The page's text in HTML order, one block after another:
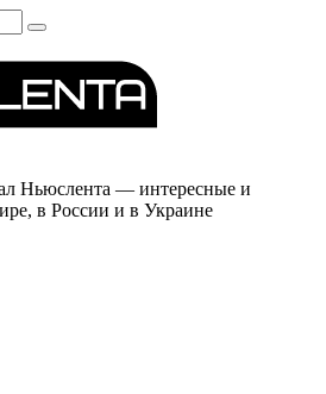
Ньюслента — интересные и
в России и в Украине